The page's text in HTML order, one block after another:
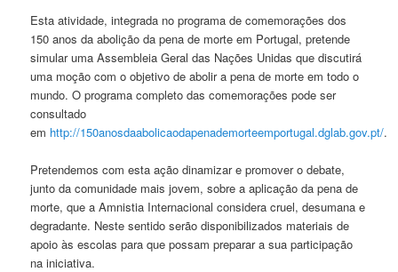
Esta atividade, integrada no programa de comemorações dos
150 anos da abolição da pena de morte em Portugal, pretende
simular uma Assembleia Geral das Nações Unidas que discutirá
uma moção com o objetivo de abolir a pena de morte em todo o
mundo. O programa completo das comemorações pode ser
consultado
em http://150anosdaabolicaodapenademorteemportugal.dglab.gov.pt/.
Pretendemos com esta ação dinamizar e promover o debate,
junto da comunidade mais jovem, sobre a aplicação da pena de
morte, que a Amnistia Internacional considera cruel, desumana e
degradante. Neste sentido serão disponibilizados materiais de
apoio às escolas para que possam preparar a sua participação
na iniciativa.